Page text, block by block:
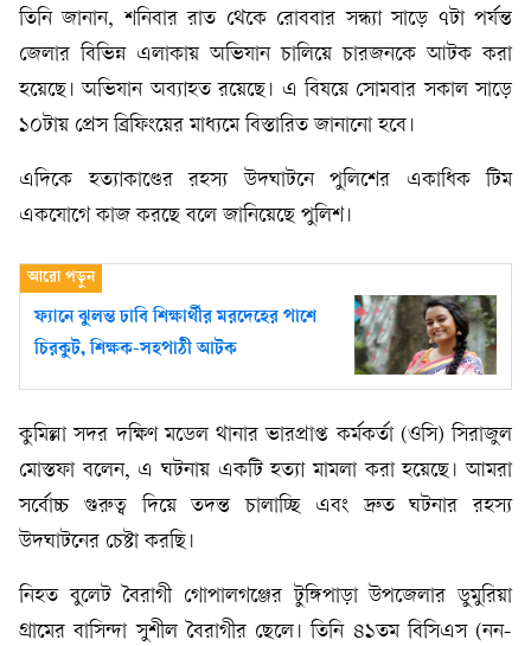
তিনি জানান, শনিবার রাত থেকে রোববার সন্ধ্যা সাড়ে ৭টা পর্যন্ত
জেলার বিভিন্ন এলাকায় অভিযান চালিয়ে চারজনকে আটক করা
হয়েছে। অভিযান অব্যাহত রয়েছে। এ বিষয়ে সোমবার সকাল সাড়ে
১০টায় প্রেস ব্রিফিংয়ের মাধ্যমে বিস্তারিত জানানো হবে।
এদিকে হত্যাকাণ্ডের রহস্য উদঘাটনে পুলিশের একাধিক টিম
একযোগে কাজ করছে বলে জানিয়েছে পুলিশ।
ফ্যানে ঝুলন্ত ঢাবি শিক্ষার্থীর মরদেহের পাশে
চিরকুট, শিক্ষক-সহপাঠী আটক
কুমিল্লা সদর দক্ষিণ মডেল থানার ভারপ্রাপ্ত কর্মকর্তা (ওসি) সিরাজুল
মোস্তফা বলেন, এ ঘটনায় একটি হত্যা মামলা করা হয়েছে। আমরা
সর্বোচ্চ গুরুত্ব দিয়ে তদন্ত চালাচ্ছি এবং দ্রুত ঘটনার রহস্য
উদঘাটনের চেষ্টা করছি।
নিহত বুলেট বৈরাগী গোপালগঞ্জের টুঙ্গিপাড়া উপজেলার ডুমুরিয়া
গ্রামের বাসিন্দা সুশীল বৈরাগীর ছেলে। তিনি ৪১তম বিসিএস (নন-